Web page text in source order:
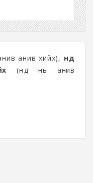
анив хийх), нүд
(нүд нь анив